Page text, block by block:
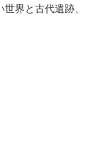
界と古代遺跡、